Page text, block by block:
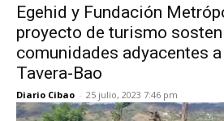
Egehid y Fundación
proyecto de turismo
comunidades adyacentes
Tavera-Bao
Diario Cibao - 25 julio, 2023 7:46 pm